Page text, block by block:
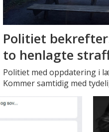
Politiet
to henlagte
Politiet med oppdatering i
Kommer samtidig med